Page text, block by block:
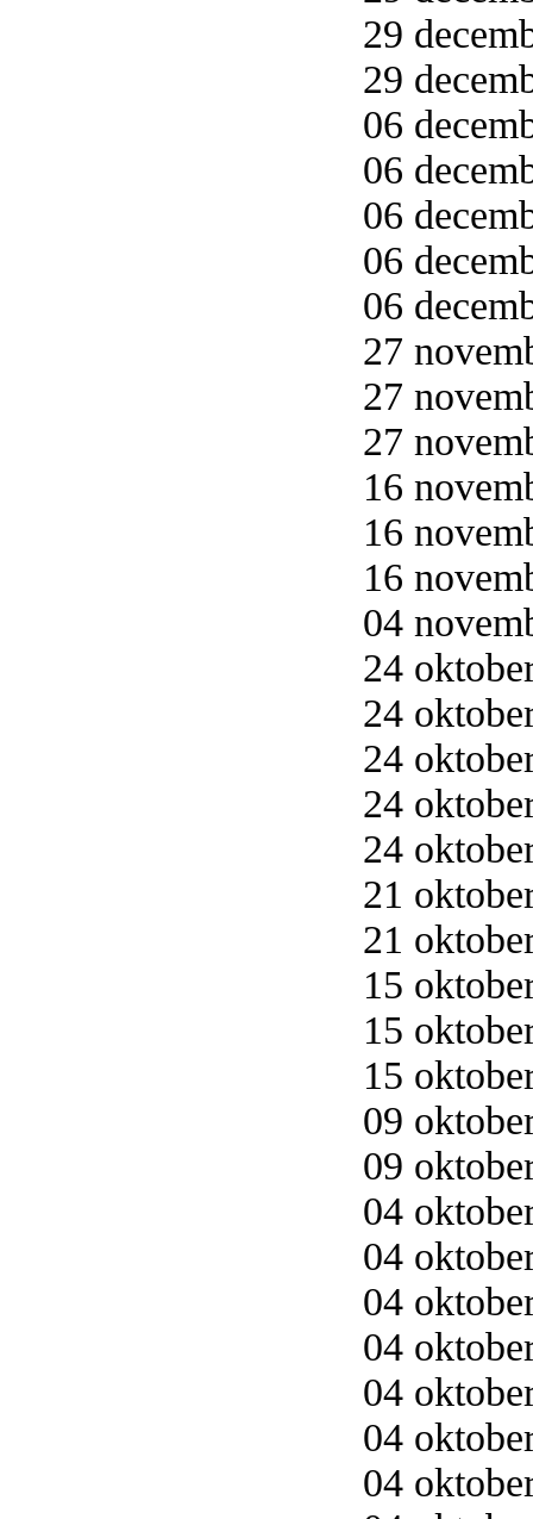
29
29
06
06
06
06
06
27
27
27
16
16
16
04
24
24
24
24
24
21
21
15
15
15
09
09
04
04
04
04
04
04
04